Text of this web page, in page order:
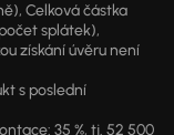
Celková částka
splátek),
získání úvěru není
s poslední
35 %, tj. 52 500